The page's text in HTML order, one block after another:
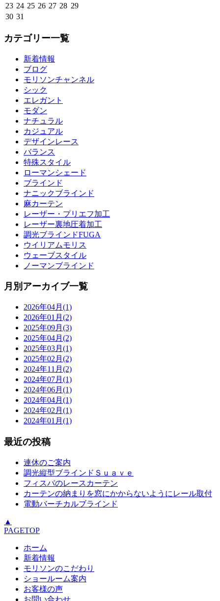
23 24 25 26 27 28 29
30 31
カテゴリー一覧
新着情報
ブログ
モリソンチャンネル
シック
エレガント
モダン
ナチュラル
カジュアル
デザインレース
バランス
特殊スタイル
ローマンシェード
ブラインド
ナニックブラインド
麻カーテン
レーザー・プリエフ加工
レーザー裏地圧着加工
調光ブラインドFUGA
ウイリアムモリス
ウェーブスタイル
ノーマンブラインド
月別アーカイブ一覧
2026年04月(1)
2026年01月(2)
2025年09月(3)
2025年04月(2)
2025年03月(1)
2025年02月(2)
2024年11月(2)
2024年07月(1)
2024年06月(1)
2024年04月(1)
2024年02月(1)
2024年01月(1)
最近の投稿
連休のご案内
調光縦型ブラインドＳｕａｖｅ
フィスバのレースカーテン
カーテンの納まりを窓にかからないようにレール取付
電動バーチカルブラインド
▲
PAGETOP
ホーム
新着情報
モリソンのこだわり
ショールーム案内
お客様の声
お問い合わせ